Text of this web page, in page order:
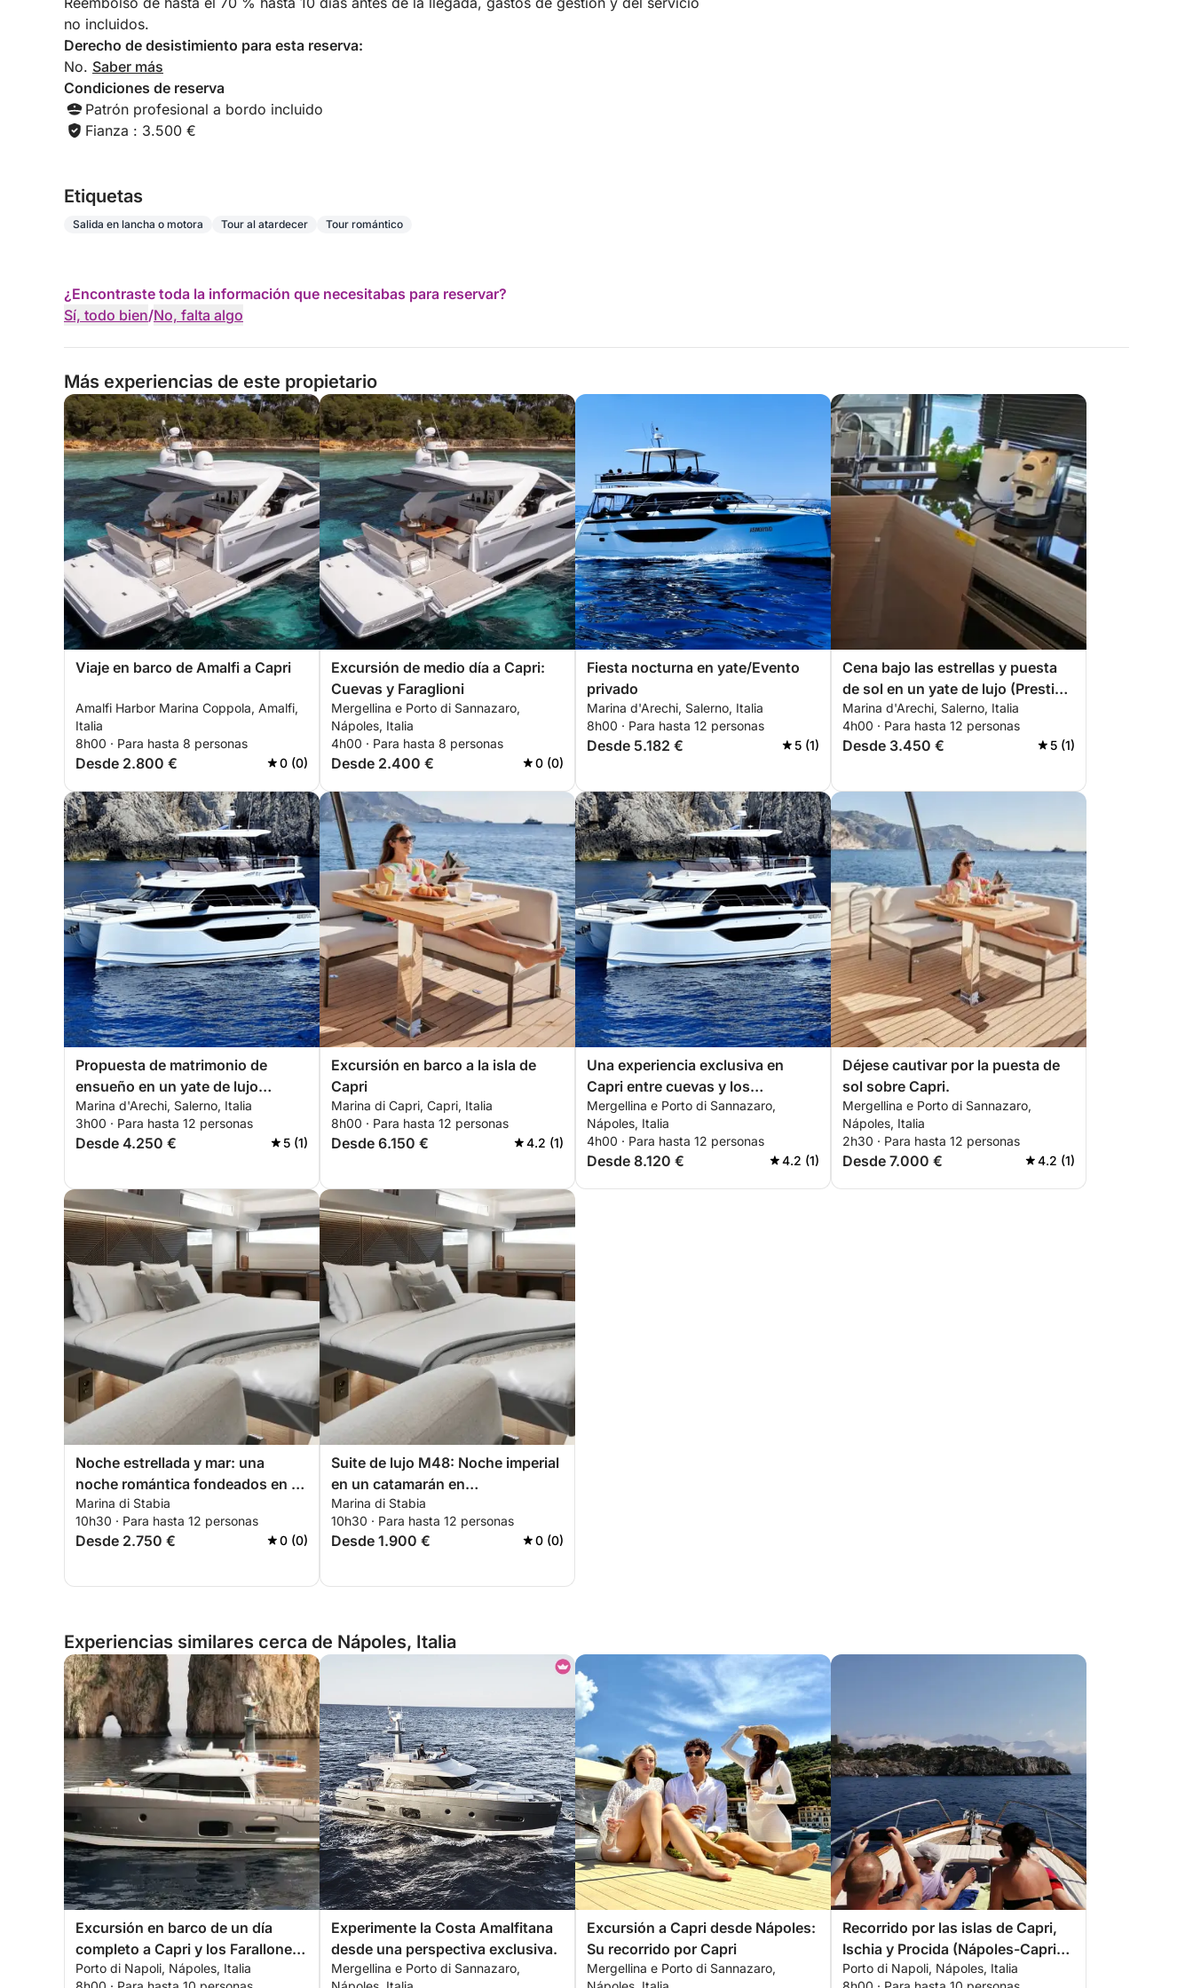
no incluidos.
Derecho de desistimiento para esta reserva:
No. Saber más
Condiciones de reserva
Patrón profesional a bordo incluido
Fianza : 3.500 €
Etiquetas
Salida en lancha o motora Tour al atardecer Tour romántico
¿Encontraste toda la información que necesitabas para reservar?
Sí, todo bien/No, falta algo
Más experiencias de este propietario
Viaje en barco de Amalfi a Capri
Amalfi Harbor Marina Coppola, Amalfi,
Italia
8h00 · Para hasta 8 personas
Desde 2.800 € 0 (0)
Excursión de medio día a Capri:
Cuevas y Faraglioni
Mergellina e Porto di Sannazaro,
Nápoles, Italia
4h00 · Para hasta 8 personas
Desde 2.400 € 0 (0)
Fiesta nocturna en yate/Evento
privado
Marina d'Arechi, Salerno, Italia
8h00 · Para hasta 12 personas
Desde 5.182 € 5 (1)
Cena bajo las estrellas y puesta
de sol en un yate de lujo (Prestige
M48)
Marina d'Arechi, Salerno, Italia
4h00 · Para hasta 12 personas
Desde 3.450 € 5 (1)
Propuesta de matrimonio de
ensueño en un yate de lujo
(Prestige M48)
Marina d'Arechi, Salerno, Italia
3h00 · Para hasta 12 personas
Desde 4.250 € 5 (1)
Excursión en barco a la isla de
Capri
Marina di Capri, Capri, Italia
8h00 · Para hasta 12 personas
Desde 6.150 € 4.2 (1)
Una experiencia exclusiva en
Capri entre cuevas y los
Faraglioni.
Mergellina e Porto di Sannazaro,
Nápoles, Italia
4h00 · Para hasta 12 personas
Desde 8.120 € 4.2 (1)
Déjese cautivar por la puesta de
sol sobre Capri.
Mergellina e Porto di Sannazaro,
Nápoles, Italia
2h30 · Para hasta 12 personas
Desde 7.000 € 4.2 (1)
Noche estrellada y mar: una
noche romántica fondeados en el
Prestige M48.
Marina di Stabia
10h30 · Para hasta 12 personas
Desde 2.750 € 0 (0)
Suite de lujo M48: Noche imperial
en un catamarán en
Castellammare
Marina di Stabia
10h30 · Para hasta 12 personas
Desde 1.900 € 0 (0)
Experiencias similares cerca de Nápoles, Italia
Excursión en barco de un día
completo a Capri y los Farallones
desde Nápoles
Porto di Napoli, Nápoles, Italia
Experimente la Costa Amalfitana
desde una perspectiva exclusiva.
Mergellina e Porto di Sannazaro,
Excursión a Capri desde Nápoles:
Su recorrido por Capri
Mergellina e Porto di Sannazaro,
Recorrido por las islas de Capri,
Ischia y Procida (Nápoles-Capri-
Nápoles) o (Nápoles-Ischia-
Porto di Napoli, Nápoles, Italia